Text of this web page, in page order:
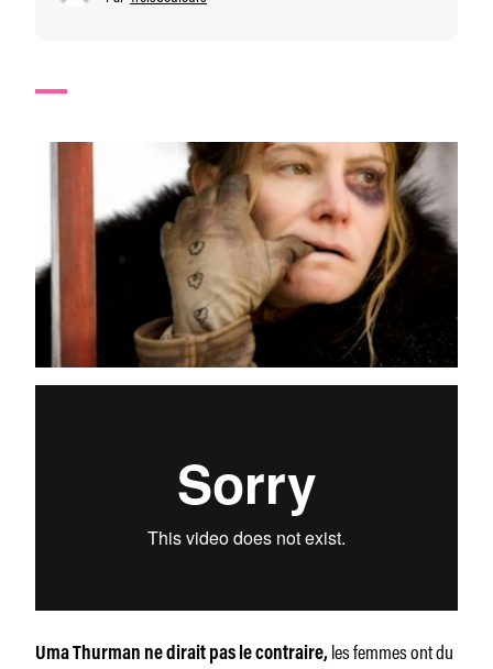
Uma Thurman ne dirait pas le contraire, les femmes ont du